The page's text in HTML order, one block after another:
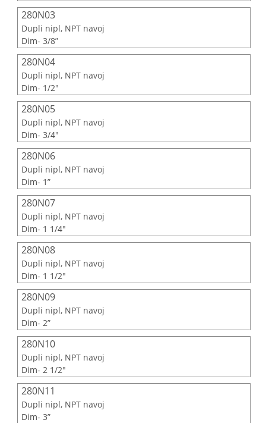
280N03
Dupli nipl, NPT navoj
Dim- 3/8”
280N04
Dupli nipl, NPT navoj
Dim- 1/2"
280N05
Dupli nipl, NPT navoj
Dim- 3/4"
280N06
Dupli nipl, NPT navoj
Dim- 1”
280N07
Dupli nipl, NPT navoj
Dim- 1 1/4"
280N08
Dupli nipl, NPT navoj
Dim- 1 1/2"
280N09
Dupli nipl, NPT navoj
Dim- 2”
280N10
Dupli nipl, NPT navoj
Dim- 2 1/2"
280N11
Dupli nipl, NPT navoj
Dim- 3”